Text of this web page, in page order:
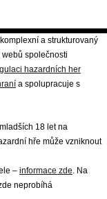
a strukturovaný
společnosti
hazardních her
a spolupracuje s
18 let na
hře může vzniknout
– informace zde. Na
neprobíhá